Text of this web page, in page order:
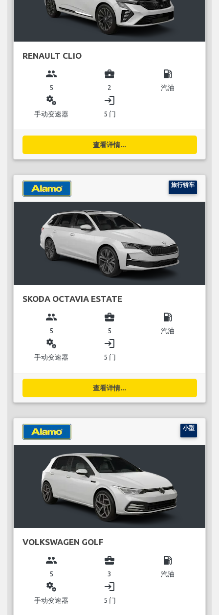
RENAULT CLIO
group
5
business_center
2
local_gas_station
汽油
miscellaneous_services
手动变速器
login
5 门
查看详情...
旅行轿车
SKODA OCTAVIA ESTATE
group
5
business_center
5
local_gas_station
汽油
miscellaneous_services
手动变速器
login
5 门
查看详情...
小型
VOLKSWAGEN GOLF
group
5
business_center
3
local_gas_station
汽油
miscellaneous_services
手动变速器
login
5 门